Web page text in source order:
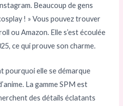
Beaucoup de gens
! » Vous pouvez trouver
ou Amazon. Elle s’est écoulée
ce qui prouve son charme.
pourquoi elle se démarque
La gamme SPM est
des détails éclatants